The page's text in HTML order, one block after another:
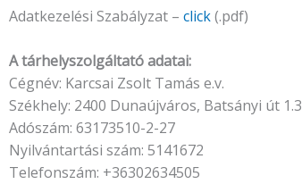
Adatkezelési Szabályzat – click(.pdf)
A tárhelyszolgáltató adatai:
Cégnév: Karcsai Zsolt Tamás e.v.
Székhely: 2400 Dunaújváros, Batsányi út
Adószám: 63173510-2-27
Nyilvántartási szám: 5141672
Telefonszám: +36302634505